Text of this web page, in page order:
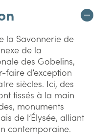
la Savonnerie de
de la
des Gobelins,
faire d’exception
siècles. Ici, des
tissés à la main
monuments
de l’Élysée, alliant
contemporaine.